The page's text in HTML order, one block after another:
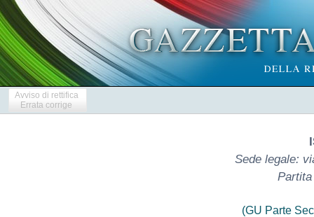
Avviso di rettifica
Errata corrige
Sede legale:
Partita
(GU Parte